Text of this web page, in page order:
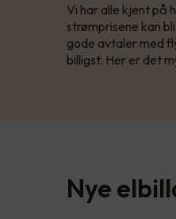
Vi har alle kjent på
strømprisene kan
gode avtaler med
billigst. Her er det
Nye